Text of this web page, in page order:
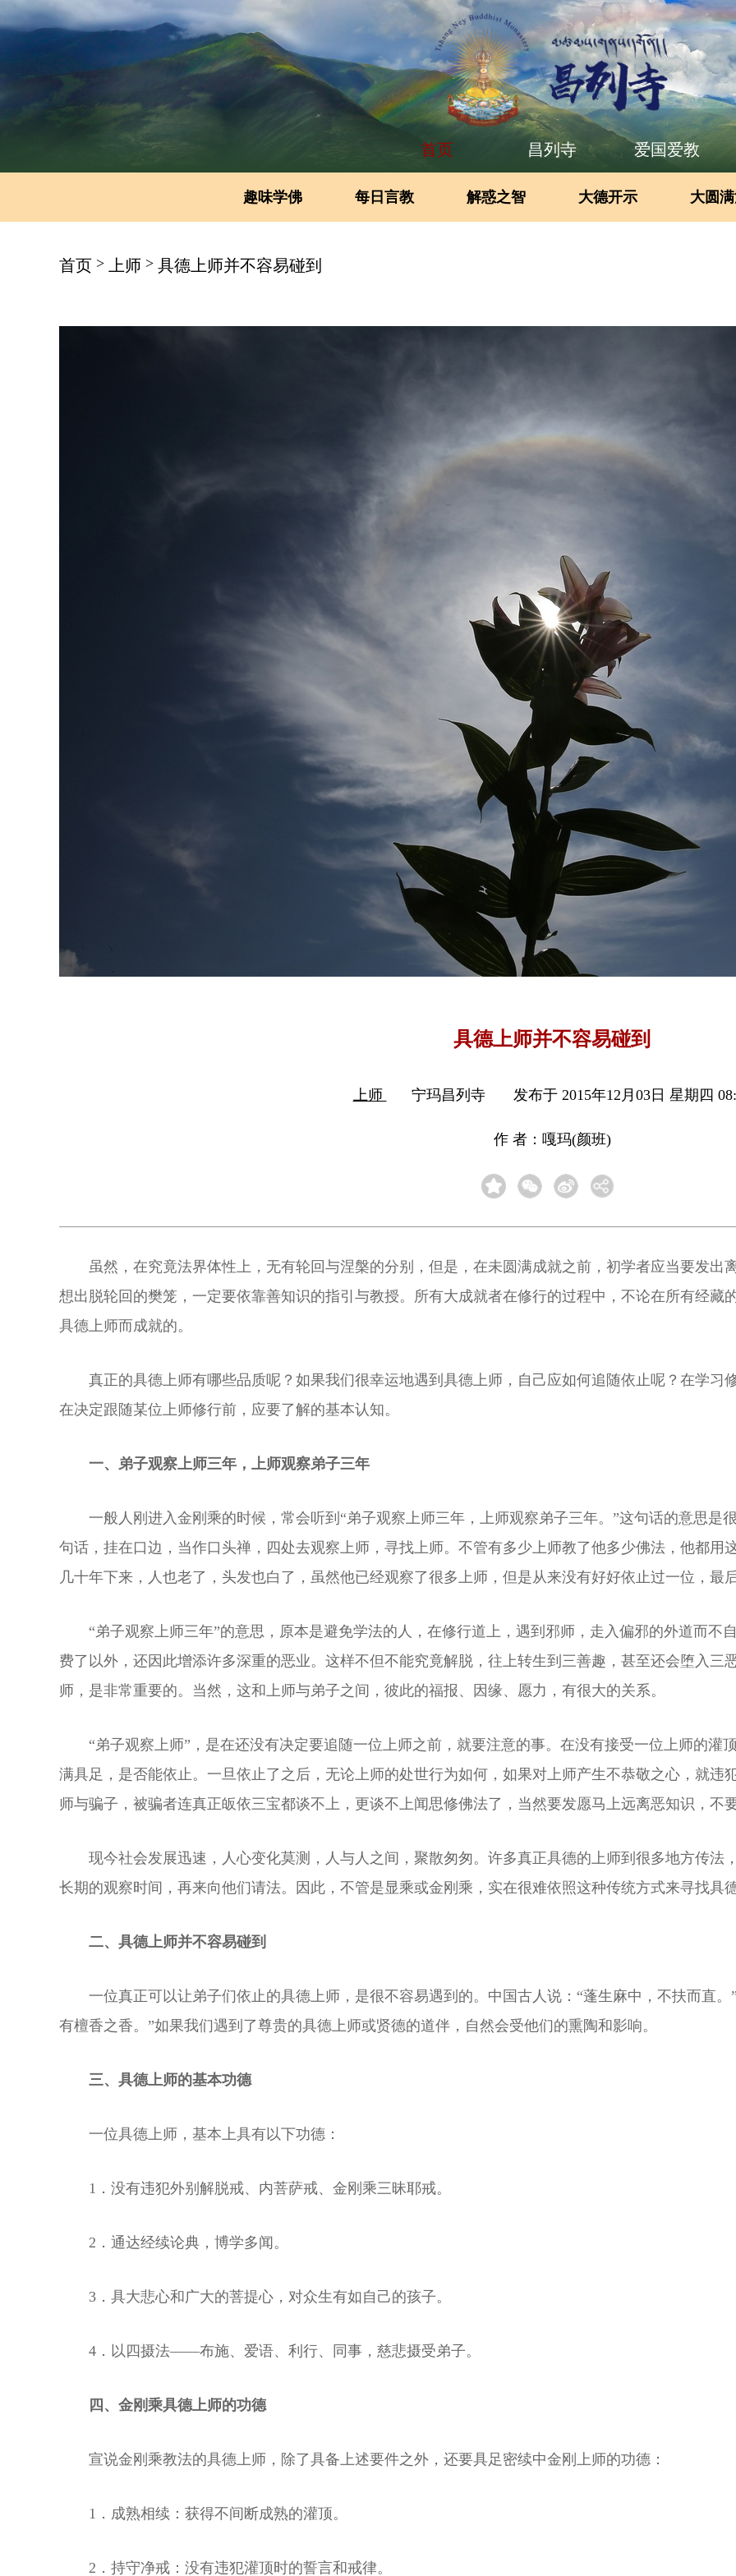
首页 昌列寺 爱国爱教
趣味学佛 每日言教 解惑之智 大德开示 大圆
首页 > 上师 > 具德上师并不容易碰到
具德上师并不容易碰到
上师 宁玛昌列寺 发布于 2015年12月03日 星期四
作 者：嘎玛(颜班)
虽然，在究竟法界体性上，无有轮回与涅槃的分别，但是，在未圆满成就之前，初学者应当要发出
想出脱轮回的樊笼，一定要依靠善知识的指引与教授。所有大成就者在修行的过程中，不论在所有经藏
具德上师而成就的。
真正的具德上师有哪些品质呢？如果我们很幸运地遇到具德上师，自己应如何追随依止呢？在学习
在决定跟随某位上师修行前，应要了解的基本认知。
一、弟子观察上师三年，上师观察弟子三年
一般人刚进入金刚乘的时候，常会听到“弟子观察上师三年，上师观察弟子三年。”这句话的意思是
句话，挂在口边，当作口头禅，四处去观察上师，寻找上师。不管有多少上师教了他多少佛法，他都用
几十年下来，人也老了，头发也白了，虽然他已经观察了很多上师，但是从来没有好好依止过一位，最
“弟子观察上师三年”的意思，原本是避免学法的人，在修行道上，遇到邪师，走入偏邪的外道而不
费了以外，还因此增添许多深重的恶业。这样不但不能究竟解脱，往上转生到三善趣，甚至还会堕入三
师，是非常重要的。当然，这和上师与弟子之间，彼此的福报、因缘、愿力，有很大的关系。
“弟子观察上师”，是在还没有决定要追随一位上师之前，就要注意的事。在没有接受一位上师的灌
满具足，是否能依止。一旦依止了之后，无论上师的处世行为如何，如果对上师产生不恭敬之心，就违
师与骗子，被骗者连真正皈依三宝都谈不上，更谈不上闻思修佛法了，当然要发愿马上远离恶知识，不
现今社会发展迅速，人心变化莫测，人与人之间，聚散匆匆。许多真正具德的上师到很多地方传法
长期的观察时间，再来向他们请法。因此，不管是显乘或金刚乘，实在很难依照这种传统方式来寻找具
二、具德上师并不容易碰到
一位真正可以让弟子们依止的具德上师，是很不容易遇到的。中国古人说：“蓬生麻中，不扶而直
有檀香之香。”如果我们遇到了尊贵的具德上师或贤德的道伴，自然会受他们的熏陶和影响。
三、具德上师的基本功德
一位具德上师，基本上具有以下功德：
1．没有违犯外别解脱戒、内菩萨戒、金刚乘三昧耶戒。
2．通达经续论典，博学多闻。
3．具大悲心和广大的菩提心，对众生有如自己的孩子。
4．以四摄法——布施、爱语、利行、同事，慈悲摄受弟子。
四、金刚乘具德上师的功德
宣说金刚乘教法的具德上师，除了具备上述要件之外，还要具足密续中金刚上师的功德：
1．成熟相续：获得不间断成熟的灌顶。
2．持守净戒：没有违犯灌顶时的誓言和戒律。